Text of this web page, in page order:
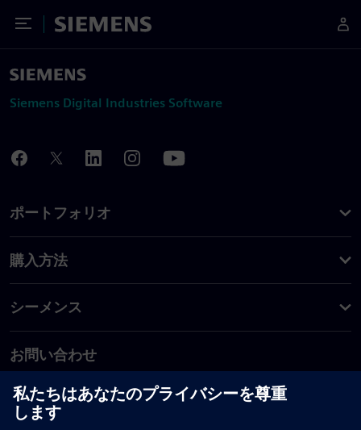
Toggle Menu
Siemens
Siemens Digital Industries Software
ポートフォリオ
購入方法
シーメンス
お問い合わせ
PLM製品のお問い合わせ
EDA製品のお問い合わせ